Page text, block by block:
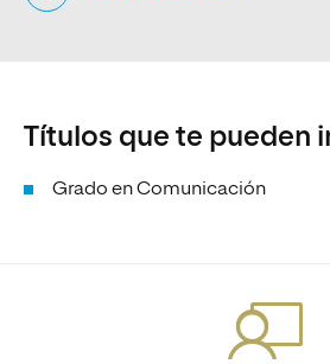
Títulos que te pueden
Grado en Comunicación